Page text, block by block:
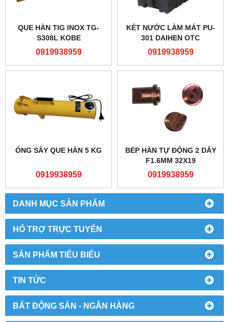
DANH MỤC SẢN PHẨM
HỔ TRỢ TRỰC TUYẾN
SẢN PHẨM TIÊU BIỂU
TIN TỨC
BẤT ĐỘNG SẢN - NGÂN HÀNG
QUE HÀN TIG INOX TG-
S308L KOBE
0919938959
KÉT NƯỚC LÀM MÁT PU-
301 DAIHEN OTC
0919938959
ỐNG SẤY QUE HÀN 5 KG
0919938959
BÉP HÀN TỰ ĐỘNG 2 DÂY
F1.6MM 32X19
0919938959